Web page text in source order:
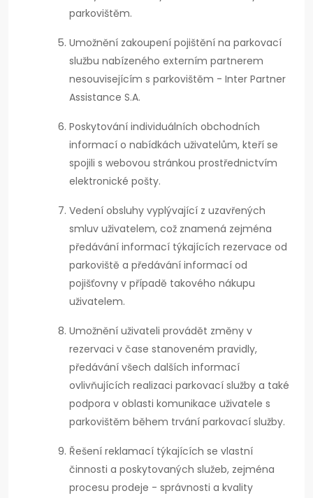
parkovištěm.
Umožnění zakoupení pojištění na parkovací
službu nabízeného externím partnerem
nesouvisejícím s parkovištěm - Inter Partner
Assistance S.A.
Poskytování individuálních obchodních
informací o nabídkách uživatelům, kteří se
spojili s webovou stránkou prostřednictvím
elektronické pošty.
Vedení obsluhy vyplývající z uzavřených
smluv uživatelem, což znamená zejména
předávání informací týkajících rezervace od
parkoviště a předávání informací od
pojišťovny v případě takového nákupu
uživatelem.
Umožnění uživateli provádět změny v
rezervaci v čase stanoveném pravidly,
předávání všech dalších informací
ovlivňujících realizaci parkovací služby a také
podpora v oblasti komunikace uživatele s
parkovištěm během trvání parkovací služby.
Řešení reklamací týkajících se vlastní
činnosti a poskytovaných služeb, zejména
procesu prodeje - správnosti a kvality